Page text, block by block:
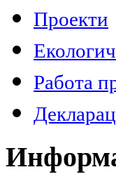
Проекти
Работа